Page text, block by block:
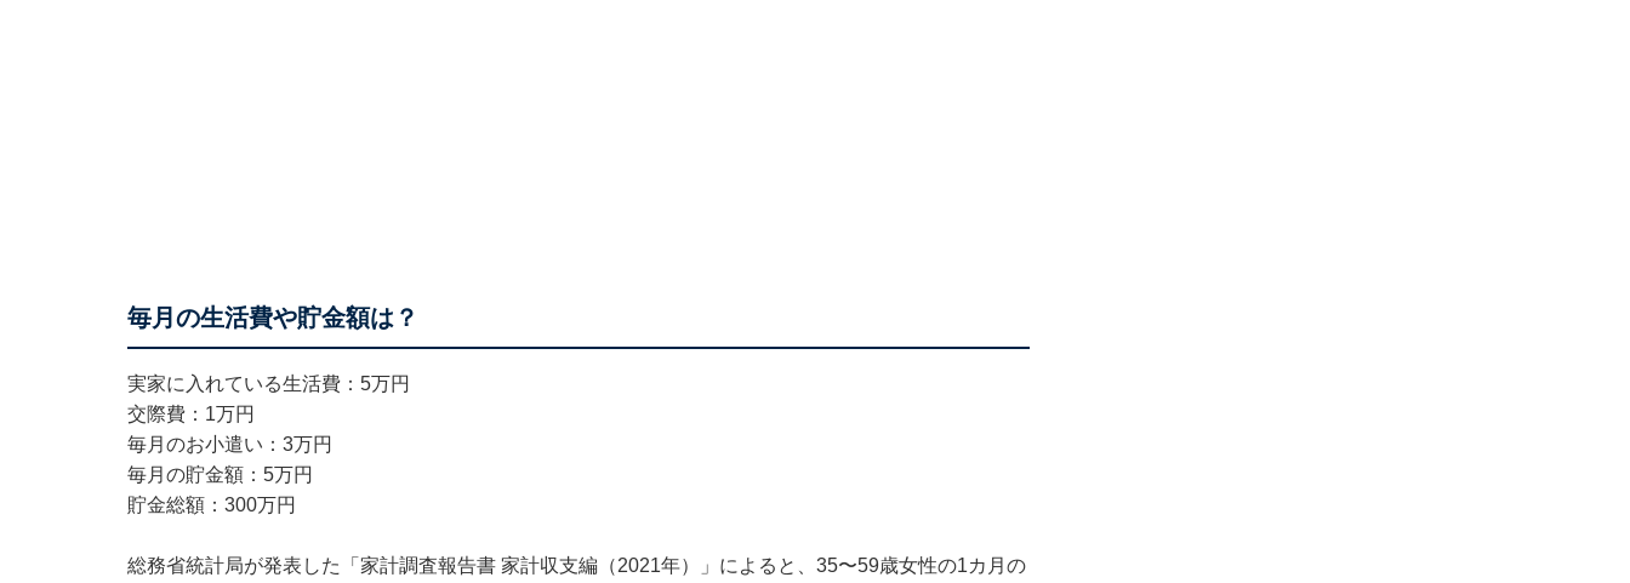
毎月の生活費や貯金額は？
実家に入れている生活費：5万円
交際費：1万円
毎月のお小遣い：3万円
毎月の貯金額：5万円
貯金総額：300万円
総務省統計局が発表した「家計調査報告書 家計収支編（2021年）」によると、35〜59歳女性の1カ月の